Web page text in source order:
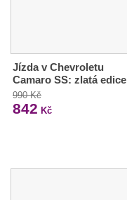
Jízda v Chevroletu
Camaro SS: zlatá edice
990 Kč
842 Kč